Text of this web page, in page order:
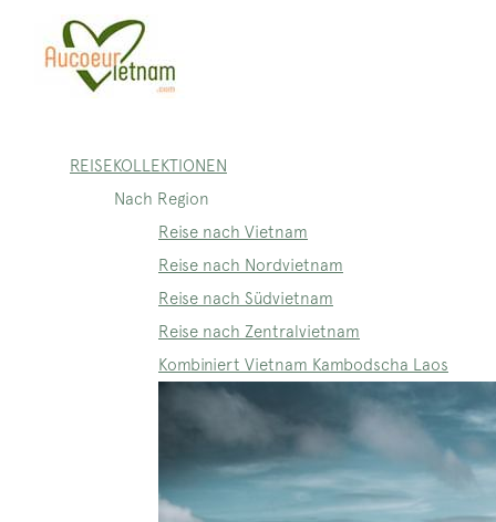
REISEKOLLEKTIONEN
Nach Region
Reise nach Vietnam
Reise nach Nordvietnam
Reise nach Südvietnam
Reise nach Zentralvietnam
Kombiniert Vietnam Kambodscha Laos